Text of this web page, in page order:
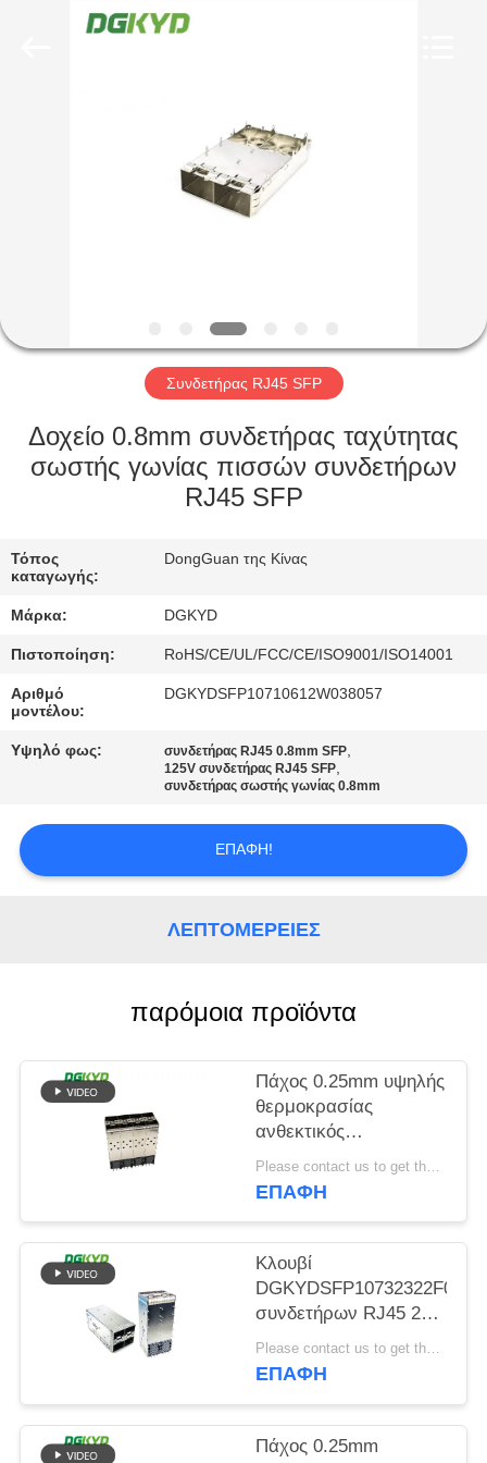
ΠΕΡΊΠΟΥ
ΓΎΡΟΣ
ΕΡΓΟΣΤΑΣΊΩΝ
ΠΟΙΟΤΙΚΌΣ
ΈΛΕΓΧΟΣ
ΜΑΣ
ΕΛΆΤΕ
ΣΕ
ΖΗΤΉΣΤΕ
SITEMAP
ΠΟΛΙΤΙΚΉ
ΜΥΣΤΙΚΌΤΗΤΑΣ
Συνδετήρας RJ45 SFP
Δοχείο 0.8mm συνδετήρας ταχύτητας
σωστής γωνίας πισσών συνδετήρων
RJ45 SFP
Τόπος
καταγωγής:
DongGuan της Κίνας
Μάρκα: DGKYD
Πιστοποίηση: RoHS/CE/UL/FCC/CE/ISO9001/ISO14001
Αριθμό
μοντέλου:
DGKYDSFP10710612W038057
Υψηλό φως: συνδετήρας RJ45 0.8mm SFP,
125V συνδετήρας RJ45 SFP,
συνδετήρας σωστής γωνίας 0.8mm
ΕΠΑΦΉ!
ΛΕΠΤΟΜΈΡΕΙΕΣ
παρόμοια προϊόντα
Πάχος 0.25mm υψηλής
θερμοκρασίας
ανθεκτικός
συνδετήρων RJ45 30U
SFP
Please contact us to get the latest price. MOQ:Διαπραγμάτευση
ΕΠΑΦΉ
Κλουβί
συνδετήρων RJ45 2X2
οπτικών ινών SFP
Please contact us to get the latest price. MOQ:Διαπραγμάτευση
ΕΠΑΦΉ
Πάχος 0.25mm